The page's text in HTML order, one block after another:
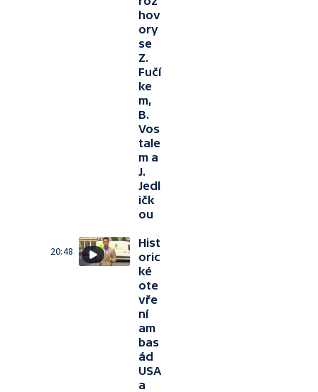
hov
ory
se
Z.
Fučí
ke
m,
B.
Vos
tale
m a
J.
Jedl
ičk
ou
20:48
Hist
oric
ké
ote
vře
ní
am
bas
ád
USA
a